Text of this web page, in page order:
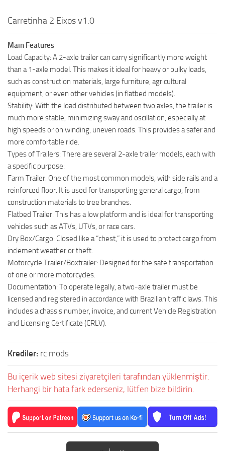
Carretinha 2 Eixos v1.0
Main Features
Load Capacity: A 2-axle trailer can carry significantly more weight
than a 1-axle model. This makes it ideal for heavy or bulky loads,
such as construction materials, large furniture, agricultural
equipment, or even other vehicles (in flatbed models).
Stability: With the load distributed between two axles, the trailer is
much more stable, minimizing sway and oscillation, especially at
high speeds or on winding, uneven roads. This provides a safer and
more comfortable ride.
Types of Trailers: There are several 2-axle trailer models, each with
a specific purpose:
Farm Trailer: One of the most common models, with side rails and a
reinforced floor. It is used for transporting general cargo, from
construction materials to tree branches.
Flatbed Trailer: This has a low platform and is ideal for transporting
vehicles such as ATVs, UTVs, or race cars.
Dry Box/Cargo: Closed like a “chest,” it is used to protect cargo from
inclement weather or theft.
Motorcycle Trailer/Boxtrailer: Designed for the safe transportation
of one or more motorcycles.
Documentation: To operate legally, a two-axle trailer must be
licensed and registered in accordance with Brazilian traffic laws. This
includes a chassis number, invoice, and current Vehicle Registration
and Licensing Certificate (CRLV).
Krediler: rc mods
Bu içerik web sitesi ziyaretçileri tarafından yüklenmiştir.
Herhangi bir hata fark ederseniz, lütfen bize bildirin.